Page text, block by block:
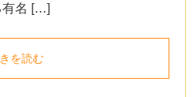
有名 […]
を読む